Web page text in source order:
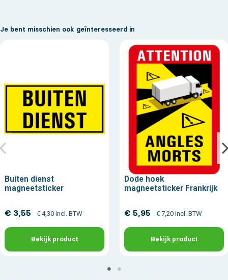
Je bent misschien ook geïnteresseerd in
Buiten dienst
magneetsticker
€ 3,55 € 4,30 incl. BTW
Bekijk product
Dode hoek
magneetsticker Frankrijk
€ 5,95 € 7,20 incl. BTW
Bekijk product